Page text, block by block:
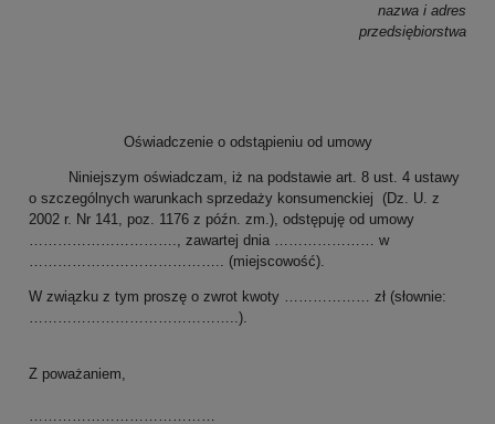
nazwa i adres
przedsiębiorstwa
Oświadczenie o odstąpieniu od umowy
Niniejszym oświadczam, iż na podstawie art. 8 ust. 4 ustawy
o szczególnych warunkach sprzedaży konsumenckiej (Dz. U. z
2002 r. Nr 141, poz. 1176 z późn. zm.), odstępuję od umowy
…………………………., zawartej dnia ………………… w
………………………………….. (miejscowość).
W związku z tym proszę o zwrot kwoty ……………… zł (słownie:
……………………………………..).
Z poważaniem,